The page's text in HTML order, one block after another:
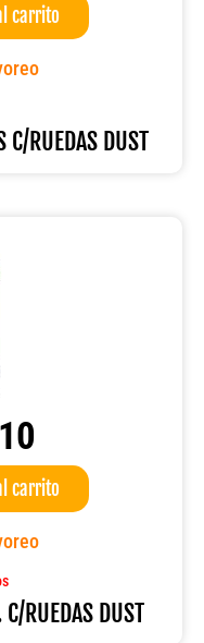
carrito
RUEDAS DUST
carrito
RUEDAS DUST